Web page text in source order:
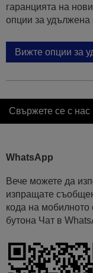
гаранцията на
опции за удължена
Вижте опции за
Свържете се с нас
WhatsApp
Вече можете да
изпращате
кода на мобилното
бутона Чат в